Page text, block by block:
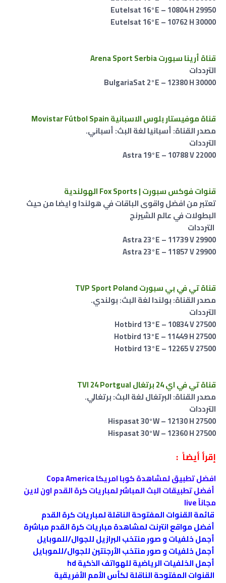
Eutelsat 16°E – 10804 H 29950
Eutelsat 16°E – 10762 H 30000
قناة أرينا سبورت Arena Sport Serbia
الترددات
BulgariaSat 2°E – 12380 H 30000
قناة موفيستار بلوس الاسبانية Movistar Fútbol Spain
مصدر القناة: أسبانيا لغة البث: أسباني.
الترددات
Astra 19°E – 10788 V 22000
قنوات فوكس سبورت | Fox Sports الهولندية
تعتبر من افضل واقوى الباقات في هولندا و ايضا من حيث
البطولات في عالم الشيرنج
الترددات
Astra 23°E – 11739 V 29900
Astra 23°E – 11857 V 29900
قناة تي في بي سبورت TVP Sport Poland
مصدر القناة: بولندا لغة البث: بولندي.
الترددات
Hotbird 13°E – 10834 V 27500
Hotbird 13°E – 11449 H 27500
Hotbird 13°E – 12265 V 27500
قناة تي في اي 24 برتغال TVI 24 Portgual
مصدر القناة: البرتغال لغة البث: برتغالي.
الترددات
Hispasat 30°W – 12130 H 27500
Hispasat 30°W – 12360 H 27500
إقرأ أيضاً :
افضل تطبيق لمشاهدة كوبا امريكا Copa America
أفضل تطبيقات البث المباشر لمباريات كرة القدم اون لاين
مجاناً live
قائمة القنوات المفتوحة الناقلة لمباريات كرة القدم
أفضل مواقع انترنت لمشاهدة مباريات كرة القدم مباشرة
أجمل خلفيات و صور منتخب البرازيل للجوال/للموبايل
أجمل خلفيات و صور منتخب الأرجنتين للجوال/للموبايل
أجمل الخلفيات الرياضية للهواتف الذكية hd
القنوات المفتوحة الناقلة لكأس الأمم الأفريقية